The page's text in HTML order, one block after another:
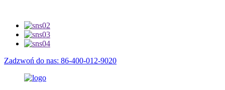
Zadzwoń do nas: 86-400-012-9020